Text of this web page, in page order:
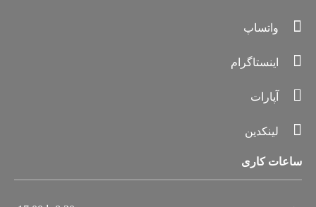
واتساپ
اینستاگرام
آپارات
لینکدین
ساعات کاری